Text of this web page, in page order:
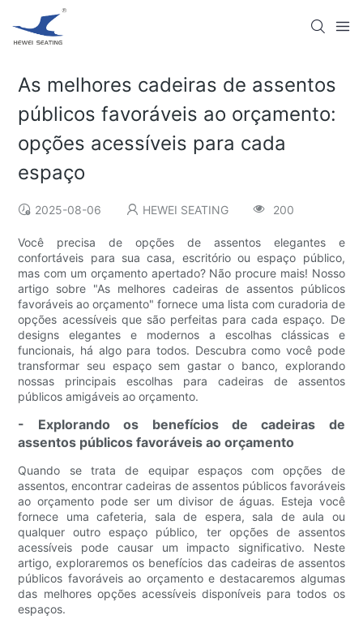
As melhores cadeiras de assentos
públicos favoráveis ​​ao orçamento:
opções acessíveis para cada
espaço
2025-08-06 HEWEI SEATING 200
Você precisa de opções de assentos elegantes e
confortáveis ​​para sua casa, escritório ou espaço público,
mas com um orçamento apertado? Não procure mais! Nosso
artigo sobre "As melhores cadeiras de assentos públicos
favoráveis ​​ao orçamento" fornece uma lista com curadoria de
opções acessíveis que são perfeitas para cada espaço. De
designs elegantes e modernos a escolhas clássicas e
funcionais, há algo para todos. Descubra como você pode
transformar seu espaço sem gastar o banco, explorando
nossas principais escolhas para cadeiras de assentos
públicos amigáveis ​​ao orçamento.
- Explorando os benefícios de cadeiras de
assentos públicos favoráveis ​​ao orçamento
Quando se trata de equipar espaços com opções de
assentos, encontrar cadeiras de assentos públicos favoráveis
​​ao orçamento pode ser um divisor de águas. Esteja você
fornece uma cafeteria, sala de espera, sala de aula ou
qualquer outro espaço público, ter opções de assentos
acessíveis pode causar um impacto significativo. Neste
artigo, exploraremos os benefícios das cadeiras de assentos
públicos favoráveis ​​ao orçamento e destacaremos algumas
das melhores opções acessíveis disponíveis para todos os
espaços.